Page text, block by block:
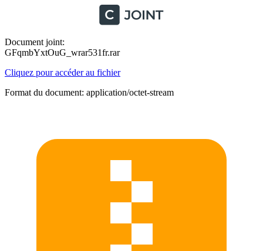
Document joint:
GFqmbYxtOuG_wrar531fr.rar
Cliquez pour accéder au fichier
Format du document: application/octet-stream